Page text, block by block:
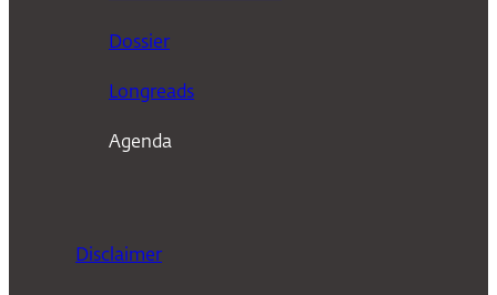
Dossier
Longreads
Agenda
Disclaimer